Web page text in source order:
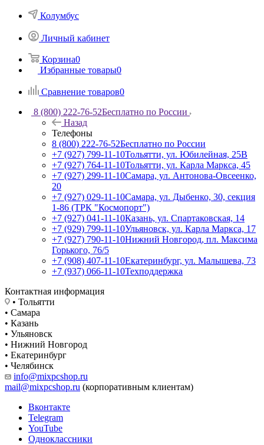
Колумбус
Личный кабинет
Корзина0
Избранные товары0
Сравнение товаров0
8 (800) 222-76-52Бесплатно по России
Назад
Телефоны
8 (800) 222-76-52Бесплатно по России
+7 (927) 799-11-10Тольятти, ул. Юбилейная, 25В
+7 (927) 764-11-10Тольятти, ул. Карла Маркса, 45
+7 (927) 299-11-10Самара, ул. Антонова-Овсеенко,
20
+7 (927) 029-11-10Самара, ул. Дыбенко, 30, секция
1-86 (ТРК "Космопорт")
+7 (927) 041-11-10Казань, ул. Спартаковская, 14
+7 (929) 799-11-10Ульяновск, ул. Карла Маркса, 17
+7 (927) 790-11-10Нижний Новгород, пл. Максима
Горького, 76/5
+7 (908) 407-11-10Екатеринбург, ул. Малышева, 73
+7 (937) 066-11-10Техподдержка
Контактная информация
• Тольятти
• Самара
• Казань
• Ульяновск
• Нижний Новгород
• Екатеринбург
• Челябинск
info@mixpcshop.ru
mail@mixpcshop.ru (корпоративным клиентам)
Вконтакте
Telegram
YouTube
Одноклассники